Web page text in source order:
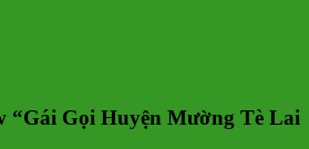
“Gái Gọi Huyện Mường Tè Lai